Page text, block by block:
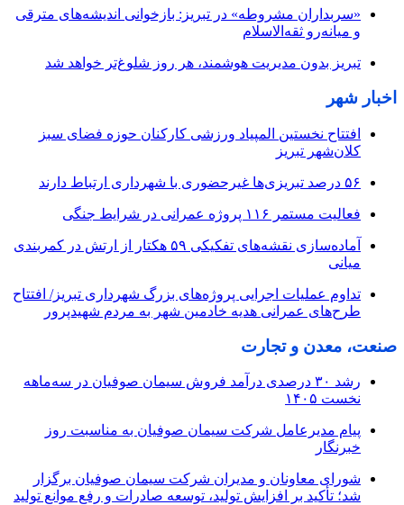
«سربداران مشروطه» در تبریز: بازخوانی اندیشه‌های مترقی
و میانه‌رو ثقه‌الاسلام
تبریز بدون مدیریت هوشمند، هر روز شلوغ‌تر خواهد شد
اخبار شهر
افتتاح نخستین المپیاد ورزشی کارکنان حوزه فضای سبز
کلان‌شهر تبریز
۵۶ درصد تبریزی‌ها غیرحضوری با شهرداری ارتباط دارند
فعالیت مستمر ۱۱۶ پروژه عمرانی در شرایط جنگی
آماده‌سازی نقشه‌های تفکیکی ۵۹ هکتار از ارتش در کمربندی
میانی
تداوم عملیات اجرایی پروژه‌های بزرگ شهرداری تبریز/ افتتاح
طرح‌های عمرانی هدیه خادمین شهر به مردم شهیدپرور
صنعت، معدن و تجارت
رشد ۳۰ درصدی درآمد فروش سیمان صوفیان در سه‌ماهه
نخست ۱۴۰۵
پیام مدیرعامل شرکت سیمان صوفیان به مناسبت روز
خبرنگار
شورای معاونان و مدیران شرکت سیمان صوفیان برگزار
شد؛ تأکید بر افزایش تولید، توسعه صادرات و رفع موانع تولید